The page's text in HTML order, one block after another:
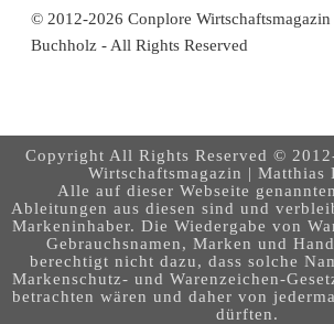
© 2012-2026 Conplore Wirtschaftsmagazin
Buchholz - All Rights Reserved
Copyright All Rights Reserved ©
Wirtschaftsmagazin | Matthias
Alle auf dieser Webseite
Ableitungen aus diesen sind und
Markeninhaber. Die Wiedergabe von
Gebrauchsnamen, Marken und
berechtigt nicht dazu, dass solche
Markenschutz- und Warenzeichen-
betrachten wären und daher von
dürften.